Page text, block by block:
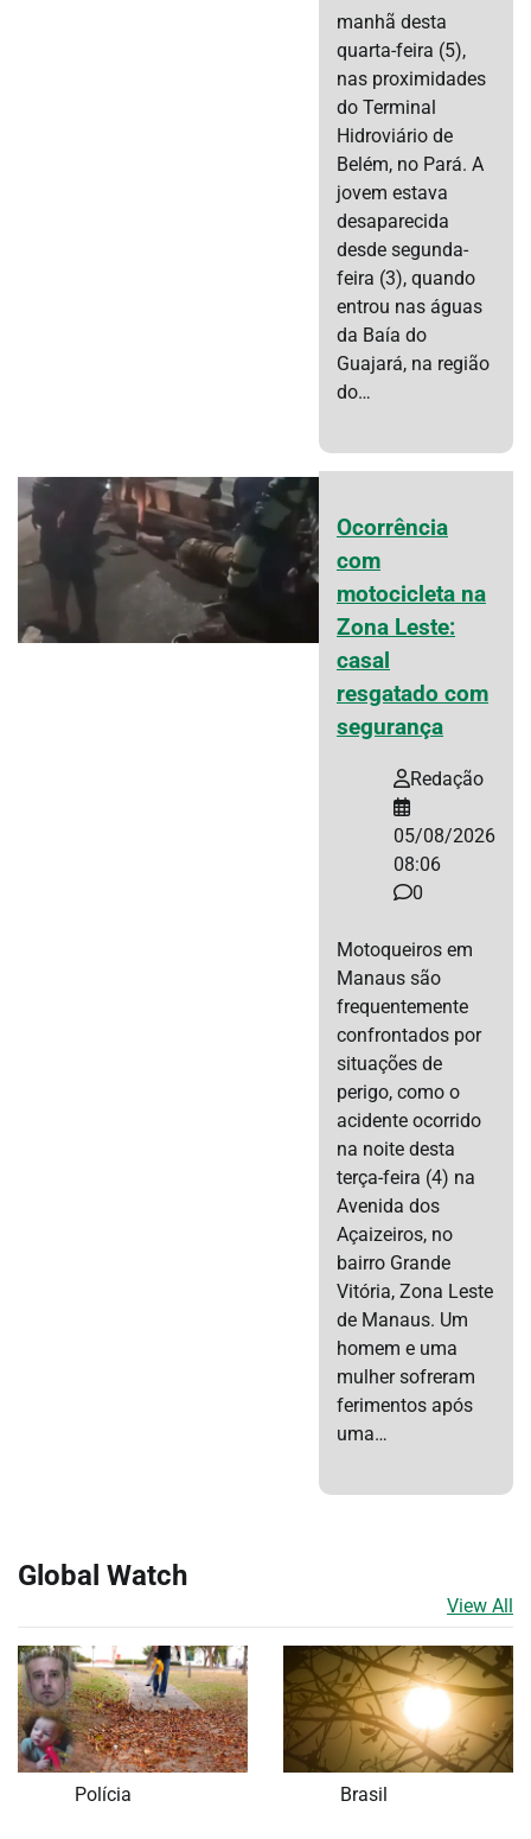
manhã desta
quarta-feira (5),
nas proximidades
do Terminal
Hidroviário de
Belém, no Pará. A
jovem estava
desaparecida
desde segunda-
feira (3), quando
entrou nas águas
da Baía do
Guajará, na região
do…
Ocorrência
com
motocicleta na
Zona Leste:
casal
resgatado com
segurança
Redação
05/08/2026
08:06
0
Motoqueiros em
Manaus são
frequentemente
confrontados por
situações de
perigo, como o
acidente ocorrido
na noite desta
terça-feira (4) na
Avenida dos
Açaizeiros, no
bairro Grande
Vitória, Zona Leste
de Manaus. Um
homem e uma
mulher sofreram
ferimentos após
uma…
Global Watch
View All
Polícia Brasil